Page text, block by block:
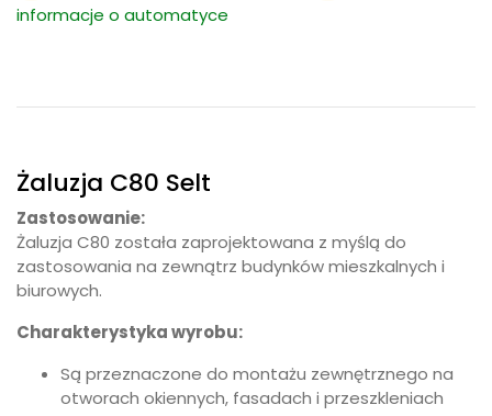
informacje o automatyce
Żaluzja C80 Selt
Zastosowanie:
Żaluzja C80 została zaprojektowana z myślą do
zastosowania na zewnątrz budynków mieszkalnych i
biurowych.
Charakterystyka wyrobu:
Są przeznaczone do montażu zewnętrznego na
otworach okiennych, fasadach i przeszkleniach